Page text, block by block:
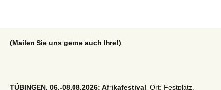
(Mailen Sie uns gerne auch Ihre!)
TÜBINGEN, 06.-08.08.2026: Afrikafestival. Ort: Festplatz,